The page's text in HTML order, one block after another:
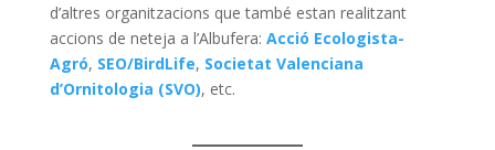
d’altres organitzacions que també estan realitzant
accions de neteja a l’Albufera: Acció Ecologista-
Agró, SEO/BirdLife, Societat Valenciana
d’Ornitologia (SVO), etc.